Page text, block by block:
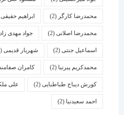
محمدرضا کارگر(2) ابراهیم حقیقی(2)
محمدرضا اصلانی(2) جواد مهدی زاده(2)
اسماعیل جنتی(2) شهریار قدیمی(2)
محمدکریم پیرنیا (2) کامران صفامنش(2)
کورش دیباج طباطبایی(2) علی ملکی(2)
احمد سعیدنیا (2)